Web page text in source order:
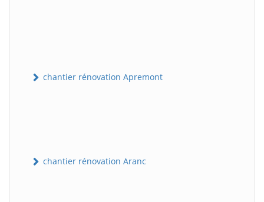
chantier rénovation Apremont
chantier rénovation Aranc